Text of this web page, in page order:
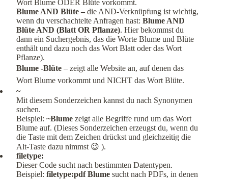
Wort Blume ODER Blüte vorkommt.
Blume AND Blüte – die AND-Verknüpfung ist wichtig,
wenn du verschachtelte Anfragen hast: Blume AND
Blüte AND (Blatt OR Pflanze). Hier bekommst du
dann ein Suchergebnis, das die Worte Blume und Blüte
enthält und dazu noch das Wort Blatt oder das Wort
Pflanze).
Blume -Blüte – zeigt alle Website an, auf denen das
Wort Blume vorkommt und NICHT das Wort Blüte.
~
Mit diesem Sonderzeichen kannst du nach Synonymen
suchen.
Beispiel: ~Blume zeigt alle Begriffe rund um das Wort
Blume auf. (Dieses Sonderzeichen erzeugst du, wenn du
die Taste mit dem Zeichen drückst und gleichzeitig die
Alt-Taste dazu nimmst 😉 ).
filetype:
Dieser Code sucht nach bestimmten Datentypen.
Beispiel: filetype:pdf Blume sucht nach PDFs, in denen